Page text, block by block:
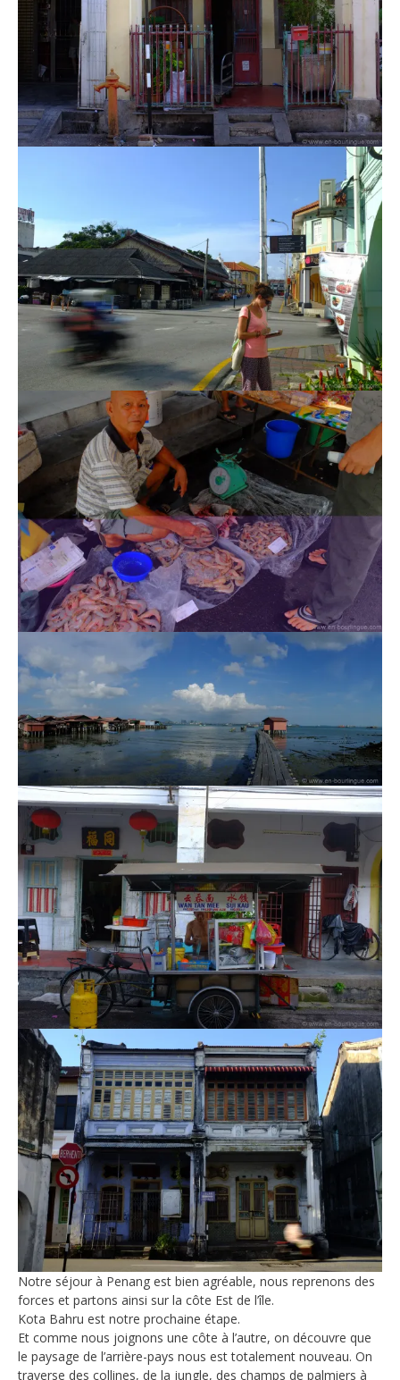
Notre séjour à Penang est bien agréable, nous reprenons des
forces et partons ainsi sur la côte Est de l’île.
Kota Bahru est notre prochaine étape.
Et comme nous joignons une côte à l’autre, on découvre que
le paysage de l’arrière-pays nous est totalement nouveau. On
traverse des collines, de la jungle, des champs de palmiers à